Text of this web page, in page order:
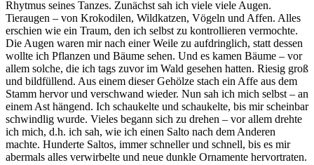
Rhytmus seines Tanzes. Zunächst sah ich viele viele Augen.
Tieraugen – von Krokodilen, Wildkatzen, Vögeln und Affen. Alles
erschien wie ein Traum, den ich selbst zu kontrollieren vermochte.
Die Augen waren mir nach einer Weile zu aufdringlich, statt dessen
wollte ich Pflanzen und Bäume sehen. Und es kamen Bäume – vor
allem solche, die ich tags zuvor im Wald gesehen hatten. Riesig groß
und bildfüllend. Aus einem dieser Gehölze stach ein Affe aus dem
Stamm hervor und verschwand wieder. Nun sah ich mich selbst – an
einem Ast hängend. Ich schaukelte und schaukelte, bis mir scheinbar
schwindlig wurde. Vieles begann sich zu drehen – vor allem drehte
ich mich, d.h. ich sah, wie ich einen Salto nach dem Anderen
machte. Hunderte Saltos, immer schneller und schnell, bis es mir
abermals alles verwirbelte und neue dunkle Ornamente hervortraten.